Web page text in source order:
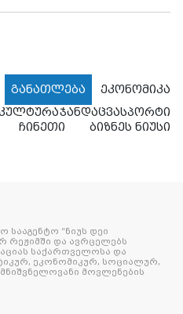
განათლება
ეკონომიკა
ჯანდაცვასპორტი
ჩინეთი ბიზნეს ნიუსი
სააგენტო “ნიუს დეი
რეჟიმში და ავრცელებს
საქართველოსა და
ეკონომიკურ, სოციალურ,
მოვლენების